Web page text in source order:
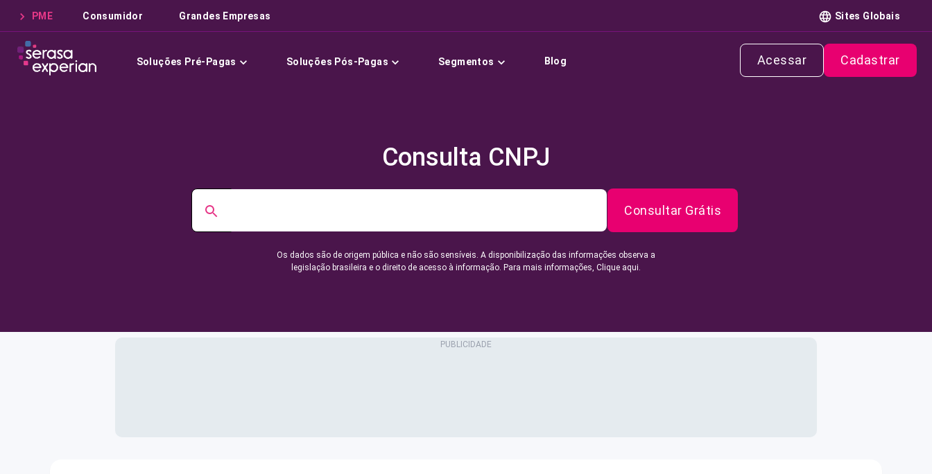
PME Consumidor Grandes Empresas Sites Globais
Soluções Pré-Pagas Soluções Pós-Pagas Segmentos Blog Acessar Cadastrar
Consulta CNPJ
Consultar Grátis
Os dados são de origem pública e não são sensíveis. A disponibilização das informações observa a
legislação brasileira e o direito de acesso à informação. Para mais informações, Clique aqui.